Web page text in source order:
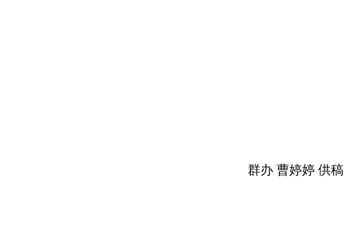
群办 曹婷婷 供稿